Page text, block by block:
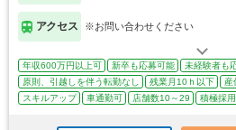
アクセス ※お問い合わせください
年収600万円以上可 新卒も応募可能
未経験者も
原則、引越しを伴う転勤なし
残業月10ｈ以下
産
スキルアップ
車通勤可 店舗数10～29 積極採